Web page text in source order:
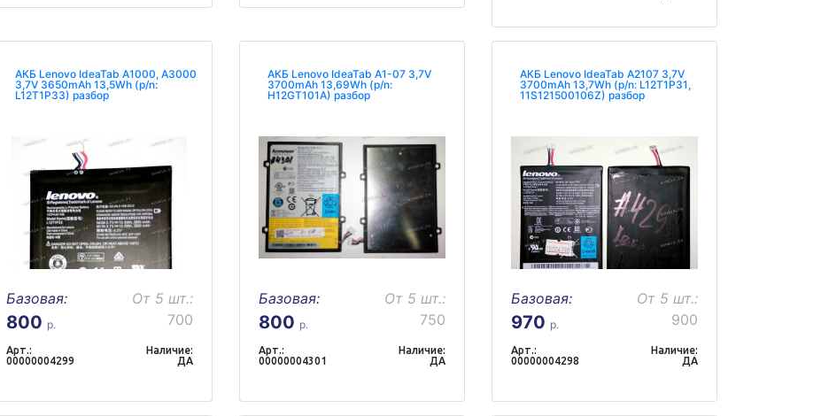
АКБ Lenovo IdeaTab A1000, A3000
3,7V 3650mAh 13,5Wh (p/n:
L12T1P33) разбор
Базовая:
800 р.
От 5 шт.:
700
Арт.:
00000004299
Наличие:
ДА
АКБ Lenovo IdeaTab A1-07 3,7V
3700mAh 13,69Wh (p/n:
H12GT101A) разбор
Базовая:
800 р.
От 5 шт.:
750
Арт.:
00000004301
Наличие:
ДА
АКБ Lenovo IdeaTab A2107 3,7V
3700mAh 13,7Wh (p/n: L12T1P31,
11S121500106Z) разбор
Базовая:
970 р.
От 5 шт.:
900
Арт.:
00000004298
Наличие:
ДА